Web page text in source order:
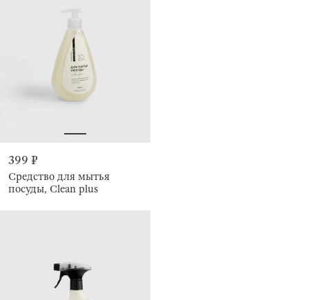
399 ₽
Средство для мытья
посуды, Clean plus